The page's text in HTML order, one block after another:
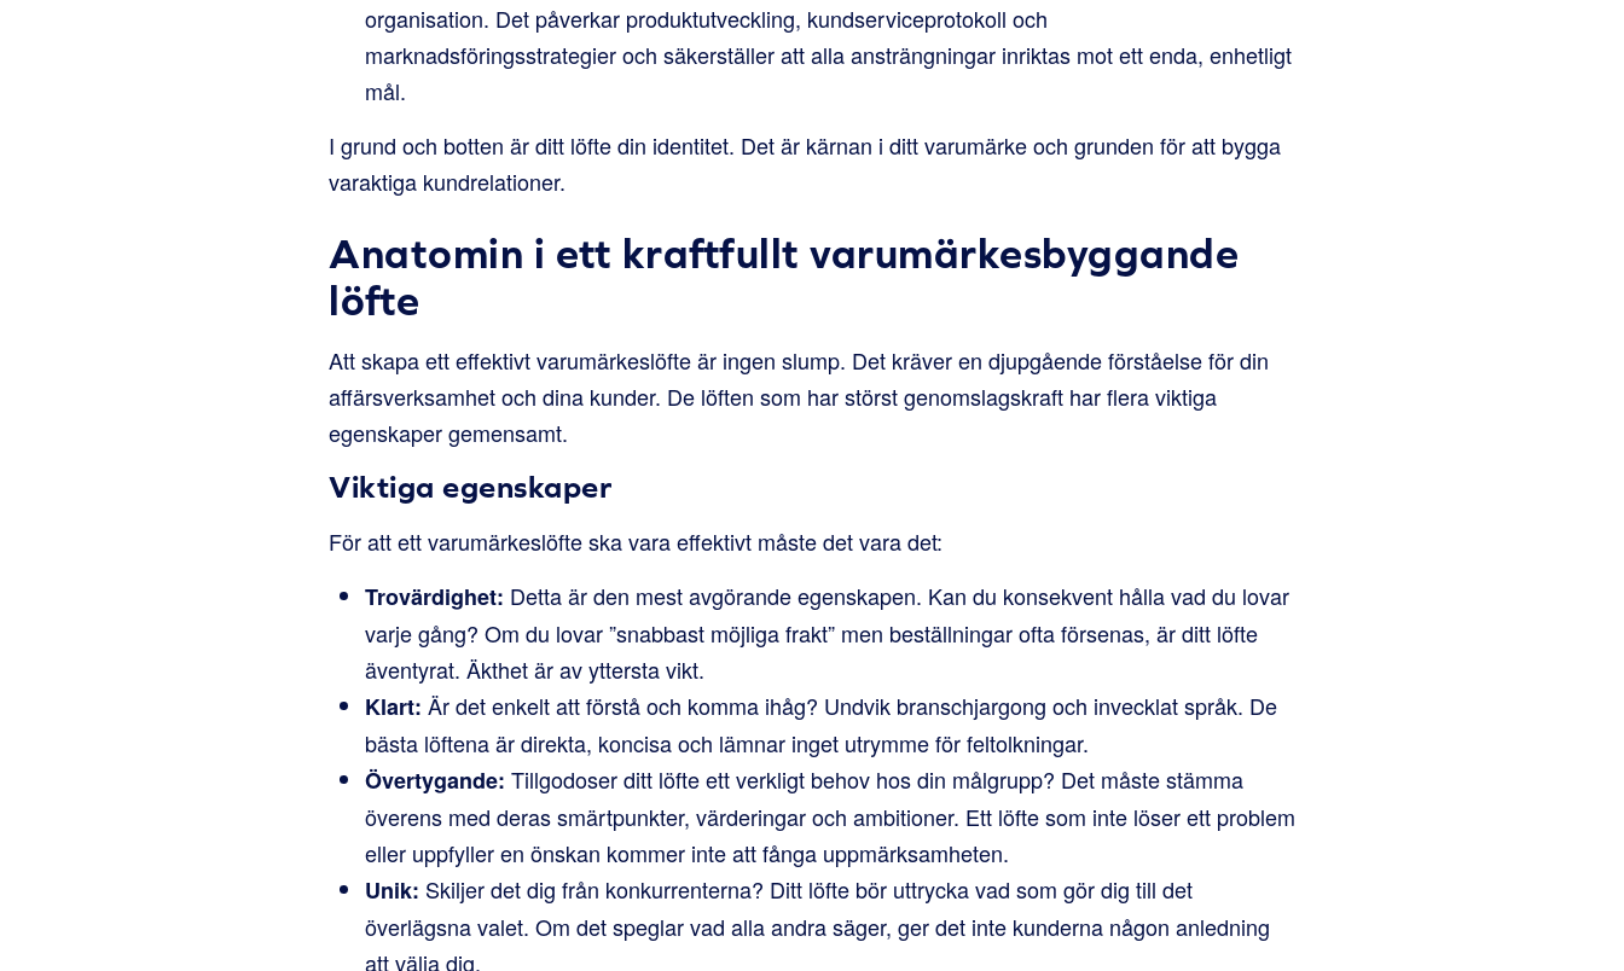
organisation. Det påverkar produktutveckling, kundserviceprotokoll och
marknadsföringsstrategier och säkerställer att alla ansträngningar inriktas mot ett enda, enhetligt
mål.
I grund och botten är ditt löfte din identitet. Det är kärnan i ditt varumärke och grunden för att bygga
varaktiga kundrelationer.
Anatomin i ett kraftfullt varumärkesbyggande
löfte
Att skapa ett effektivt varumärkeslöfte är ingen slump. Det kräver en djupgående förståelse för din
affärsverksamhet och dina kunder. De löften som har störst genomslagskraft har flera viktiga
egenskaper gemensamt.
Viktiga egenskaper
För att ett varumärkeslöfte ska vara effektivt måste det vara det:
Trovärdighet: Detta är den mest avgörande egenskapen. Kan du konsekvent hålla vad du lovar
varje gång? Om du lovar ”snabbast möjliga frakt” men beställningar ofta försenas, är ditt löfte
äventyrat. Äkthet är av yttersta vikt.
Klart: Är det enkelt att förstå och komma ihåg? Undvik branschjargong och invecklat språk. De
bästa löftena är direkta, koncisa och lämnar inget utrymme för feltolkningar.
Övertygande: Tillgodoser ditt löfte ett verkligt behov hos din målgrupp? Det måste stämma
överens med deras smärtpunkter, värderingar och ambitioner. Ett löfte som inte löser ett problem
eller uppfyller en önskan kommer inte att fånga uppmärksamheten.
Unik: Skiljer det dig från konkurrenterna? Ditt löfte bör uttrycka vad som gör dig till det
överlägsna valet. Om det speglar vad alla andra säger, ger det inte kunderna någon anledning
att välja dig.